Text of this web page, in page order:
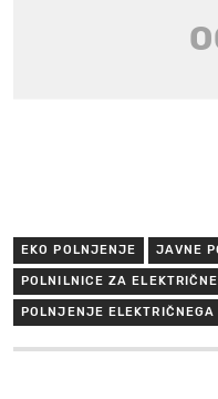
EKO POLNJENJE JAVNE
POLNILNICE ZA
POLNJENJE ELEKTRIČNEGA